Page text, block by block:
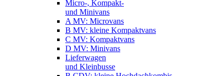
Micro-, Kompakt-
und Minivans
A MV: Microvans
B MV: kleine Kompaktvans
C MV: Kompaktvans
D MV: Minivans
Lieferwagen
und Kleinbusse